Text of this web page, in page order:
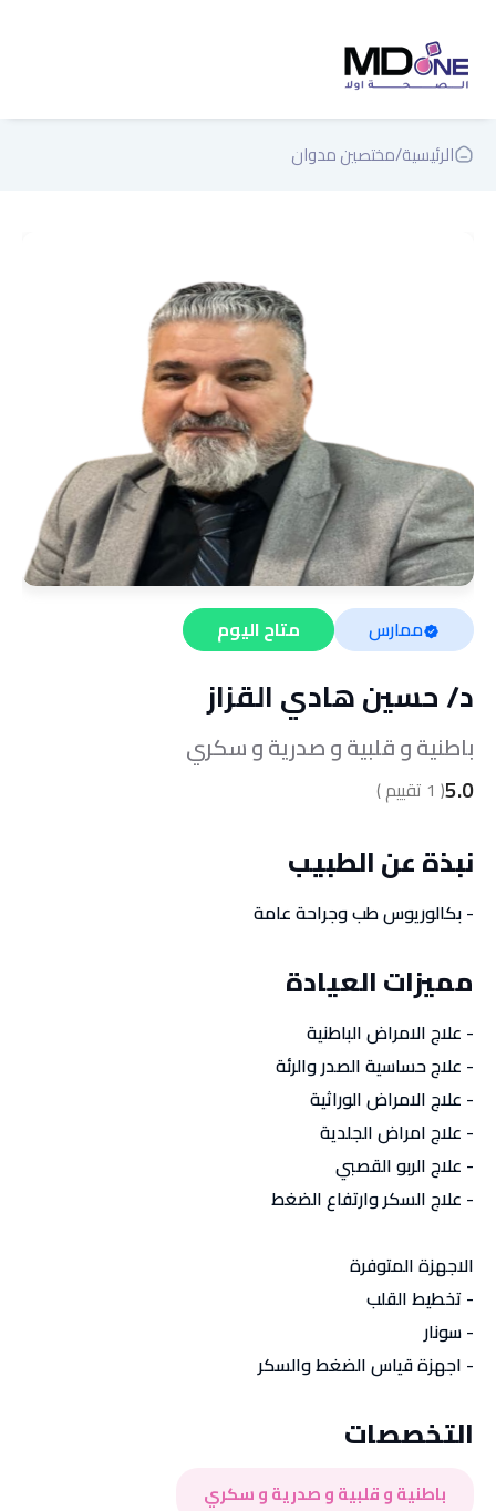
الرئيسية/مختصين مدوان
ممارس متاح اليوم
د/حسين هادي القزاز
باطنية و قلبية و صدرية و سكري
5.0
(
1 تقييم )
نبذة عن الطبيب
- بكالوريوس طب وجراحة عامة
مميزات العيادة
- علاج الامراض الباطنية
- علاج حساسية الصدر والرئة
- علاج الامراض الوراثية
- علاج امراض الجلدية
- علاج الربو القصبي
- علاج السكر وارتفاع الضغط
الاجهزة المتوفرة
- تخطيط القلب
- سونار
- اجهزة قياس الضغط والسكر
التخصصات
باطنية و قلبية و صدرية و سكري